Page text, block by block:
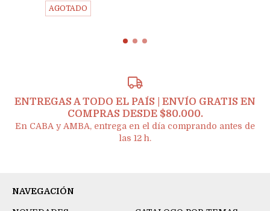
AGOTADO
ENTREGAS A TODO EL PAÍS | ENVÍO GRATIS EN
COMPRAS DESDE $80.000.
En CABA y AMBA, entrega en el día comprando antes de
las 12 h.
NAVEGACIÓN